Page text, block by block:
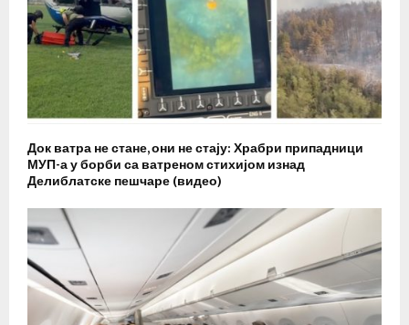
Док ватра не стане, они не стају: Храбри припадници
МУП-а у борби са ватреном стихијом изнад
Делиблатске пешчаре (видео)